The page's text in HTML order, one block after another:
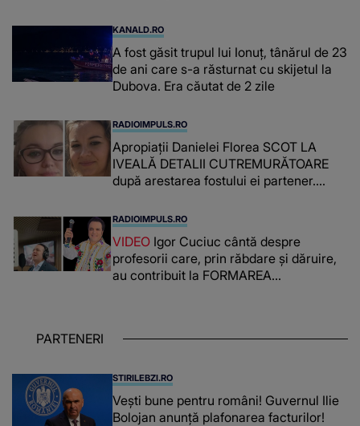
mea...”
KANALD.RO
A fost găsit trupul lui Ionuț, tânărul de 23
de ani care s-a răsturnat cu skijetul la
Dubova. Era căutat de 2 zile
RADIOIMPULS.RO
Apropiații Danielei Florea SCOT LA
IVEALĂ DETALII CUTREMURĂTOARE
după arestarea fostului ei partener.
românca ucisă în Italia și ascunsă în
lada unui pat: " Îmi pare rău că nu am
reușit să fac mai mult pentru ea și..."
RADIOIMPULS.RO
VIDEO Igor Cuciuc cântă despre
profesorii care, prin răbdare și dăruire,
au contribuit la FORMAREA
chiar și după trecerea anilor: "De
PARTENERI
STIRILEBZI.RO
Vești bune pentru români! Guvernul Ilie
Bolojan anunță plafonarea facturilor!